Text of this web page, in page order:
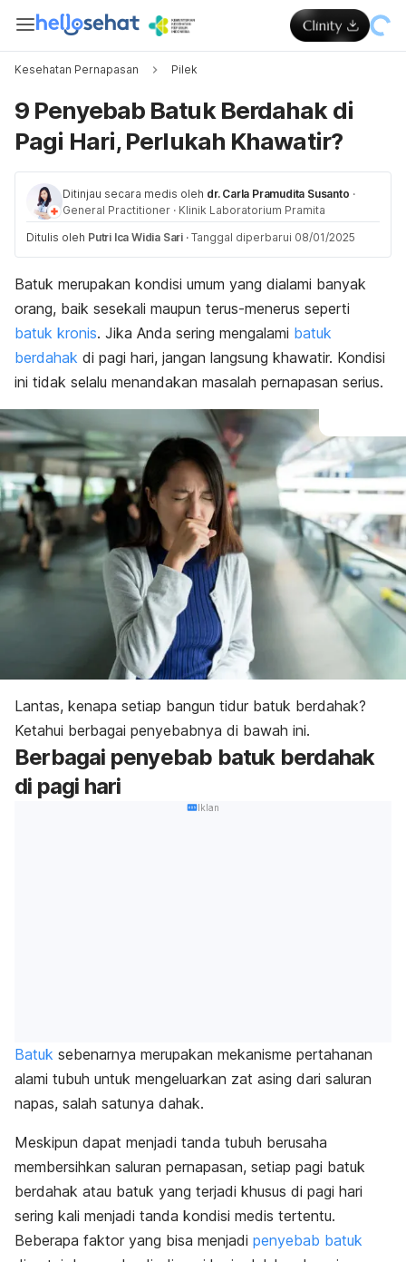
Kesehatan Pernapasan Pilek
9 Penyebab Batuk Berdahak di
Pagi Hari, Perlukah Khawatir?
Ditinjau secara medis oleh dr. Carla Pramudita Susanto ·
General Practitioner · Klinik Laboratorium Pramita
Ditulis oleh Putri Ica Widia Sari · Tanggal diperbarui 08/01/2025
Batuk merupakan kondisi umum yang dialami banyak
orang, baik sesekali maupun terus-menerus seperti
batuk kronis. Jika Anda sering mengalami batuk
berdahak di pagi hari, jangan langsung khawatir. Kondisi
ini tidak selalu menandakan masalah pernapasan serius.
Lantas, kenapa setiap bangun tidur batuk berdahak?
Ketahui berbagai penyebabnya di bawah ini.
Berbagai penyebab batuk berdahak
di pagi hari
Iklan
Batuk sebenarnya merupakan mekanisme pertahanan
alami tubuh untuk mengeluarkan zat asing dari saluran
napas, salah satunya dahak.
Meskipun dapat menjadi tanda tubuh berusaha
membersihkan saluran pernapasan, setiap pagi batuk
berdahak atau batuk yang terjadi khusus di pagi hari
sering kali menjadi tanda kondisi medis tertentu.
Beberapa faktor yang bisa menjadi penyebab batuk